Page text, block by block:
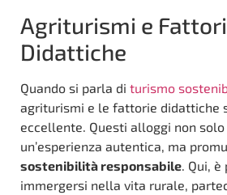
Agriturismi e
Didattiche
Quando si parla di turismo
agriturismi e le fattorie didattiche
eccellente. Questi alloggi non
un’esperienza autentica, ma
sostenibilità responsabile. Qui, è
immergersi nella vita rurale,